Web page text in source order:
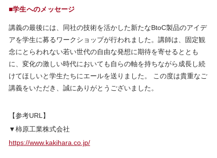
■学生へのメッセージ
講義の最後には、同社の技術を活かした新たなBtoC製品のアイデ
アを学生に募るワークショップが行われました。講師は、固定観
念にとらわれない若い世代の自由な発想に期待を寄せるととも
に、変化の激しい時代においても自らの軸を持ちながら成長し続
けてほしいと学生たちにエールを送りました。 この度は貴重なご
講義をいただき、誠にありがとうございました。
【参考URL】
▼柿原工業株式会社
https://www.kakihara.co.jp/